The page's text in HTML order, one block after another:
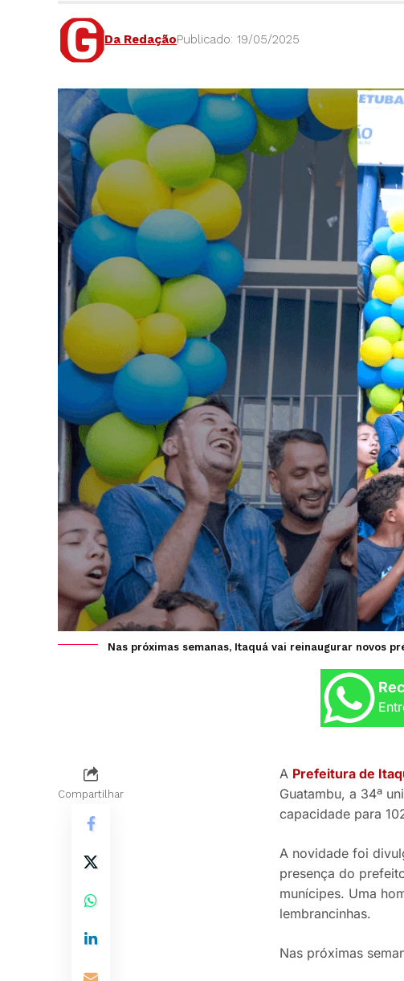
Da RedaçãoPublicado: 19/05/2025
Nas próximas semanas, Itaquá vai reinaugurar novos
Compartilhar
A Prefeitura de
Guatambu, a 34ª
capacidade para
A novidade foi
presença do
munícipes. Uma
lembrancinhas.
Nas próximas